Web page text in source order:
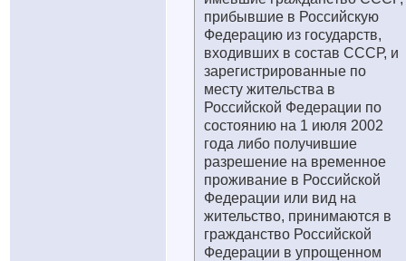
прибывшие в Российскую
Федерацию из государств,
входивших в состав СССР, и
зарегистрированные по
месту жительства в
Российской Федерации по
состоянию на 1 июля 2002
года либо получившие
разрешение на временное
проживание в Российской
Федерации или вид на
жительство, принимаются в
гражданство Российской
Федерации в упрощенном